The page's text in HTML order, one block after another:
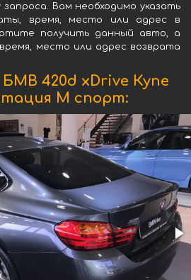
Вам необходимо указать
время, место или адрес в
получить данный авто, а
место или адрес возврата
420d xDrive Купе
М спорт: